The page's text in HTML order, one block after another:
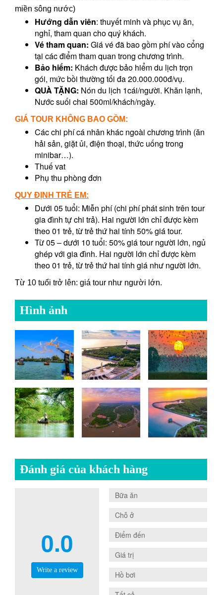
miền sông nước)
Hướng dẫn viên: thuyết minh và phục vụ ăn,
nghỉ, tham quan cho quý khách.
Vé tham quan: Giá vé đã bao gồm phí vào cổng
tại các điểm tham quan trong chương trình.
Bảo hiểm: Khách được bảo hiểm du lịch trọn
gói, mức bồi thường tối đa 20.000.000đ/vụ.
QUÀ TẶNG: Nón du lịch 1cái/người. Khăn lạnh,
Nước suối chai 500ml/khách/ngày.
GIÁ TOUR KHÔNG BAO GỒM:
Các chi phí cá nhân khác ngoài chương trình (ăn
hải sản, giặt ủi, điện thoại, thức uống trong
minibar…).
Thuế vat
Phụ thu phòng đơn
QUY ĐỊNH TRẺ EM:
Dưới 05 tuổi: Miễn phí (chi phí phát sinh trên tour
gia đình tự chi trả). Hai người lớn chỉ được kèm
theo 01 trẻ, từ trẻ thứ hai tính 50% giá tour.
Từ 05 – dưới 10 tuổi: 50% giá tour người lớn, ngủ
ghép với gia đình. Hai người lớn chỉ được kèm
theo 01 trẻ, từ trẻ thứ hai tính giá như người lớn.
Từ 10 tuổi trở lên: giá tour như người lớn.
Hình ảnh
Đánh giá của khách hàng
0.0
Write a review
0.0Bữa ăn
0.0
Chỗ ở
0.0
Điểm đến
0.0
Giá trị
0.0Hồ bơi